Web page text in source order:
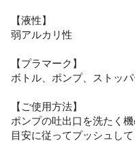
【液性】
弱アルカリ性
【プラマーク】
ボトル、ポンプ、ストッ
【ご使用方法】
ポンプの吐出口を洗たく
目安に従ってプッシュして